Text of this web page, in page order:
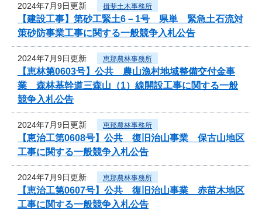
2024年7月9日更新 揖斐土木事務所
【建設工事】第砂工緊土6－1号 県単 緊急土石流対
策砂防事業工事に関する一般競争入札公告
2024年7月9日更新 恵那農林事務所
【恵林第0603号】公共 農山漁村地域整備交付金事
業 森林基幹道三森山（1）線開設工事に関する一般
競争入札公告
2024年7月9日更新 恵那農林事務所
【恵治工第0608号】公共 復旧治山事業 保古山地区
工事に関する一般競争入札公告
2024年7月9日更新 恵那農林事務所
【恵治工第0607号】公共 復旧治山事業 赤苗木地区
工事に関する一般競争入札公告